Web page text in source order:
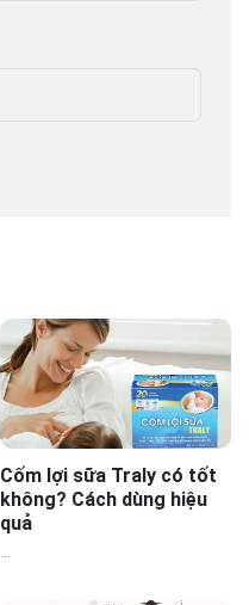
Cốm lợi sữa Traly có tốt
không? Cách dùng hiệu
quả
...